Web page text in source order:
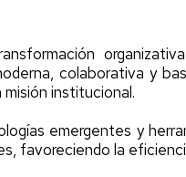
colaborativa y
institucional.
emergentes y
favoreciendo la